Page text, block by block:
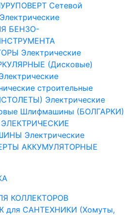
Сетевой
БЕНЗО-
Электрические
(Дисковые)
строительные
Электрические
Шлифмашины (БОЛГАРКИ)
Электрические
АККУМУЛЯТОРНЫЕ
КОЛЛЕКТОРОВ
для САНТЕХНИКИ (Хомуты,